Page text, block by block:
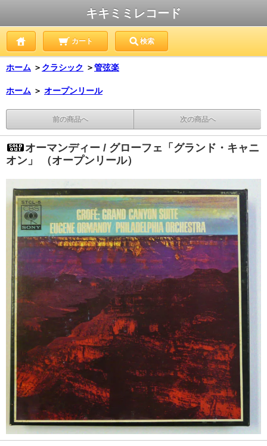
キキミミレコード
カート 検索
ホーム ＞ クラシック ＞管弦楽
ホーム ＞ オープンリール
前の商品へ 次の商品へ
オーマンディー / グローフェ「グランド・キャニ
オン」 （オープンリール）